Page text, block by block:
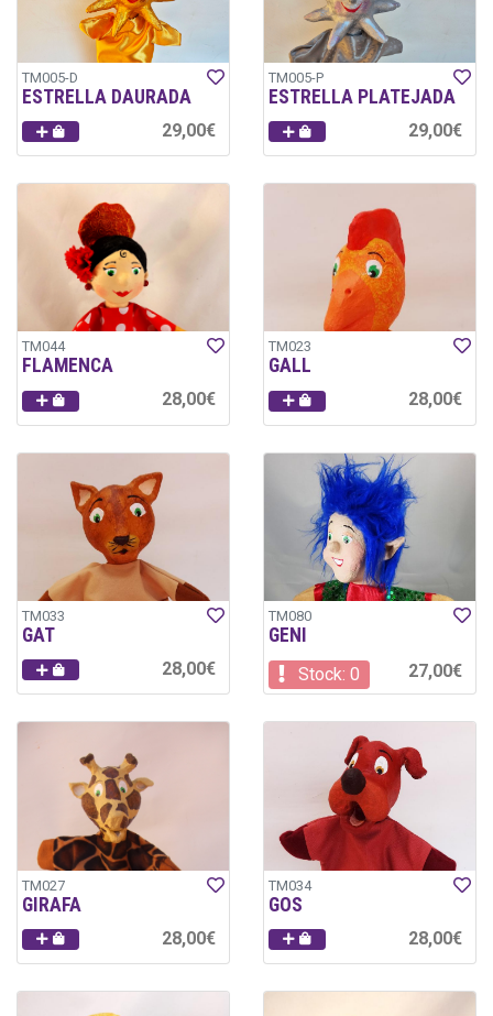
TM005-D
ESTRELLA DAURADA
29,00€
TM005-P
ESTRELLA PLATEJADA
29,00€
TM044
FLAMENCA
28,00€
TM023
GALL
28,00€
TM033
GAT
28,00€
TM080
GENI
Stock: 0 27,00€
TM027
GIRAFA
28,00€
TM034
GOS
28,00€